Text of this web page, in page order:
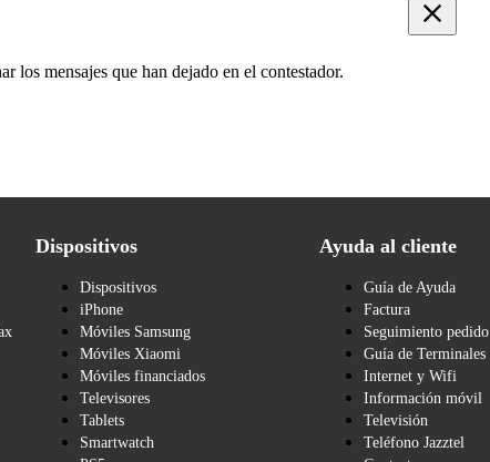
los mensajes que han dejado en el contestador.
Dispositivos
Dispositivos
iPhone
Móviles Samsung
Móviles Xiaomi
Móviles financiados
Televisores
Tablets
Smartwatch
Ayuda al cliente
Guía de Ayuda
Factura
Seguimiento pedido
Guía de Terminales
Internet y Wifi
Información móvil
Televisión
Teléfono Jazztel